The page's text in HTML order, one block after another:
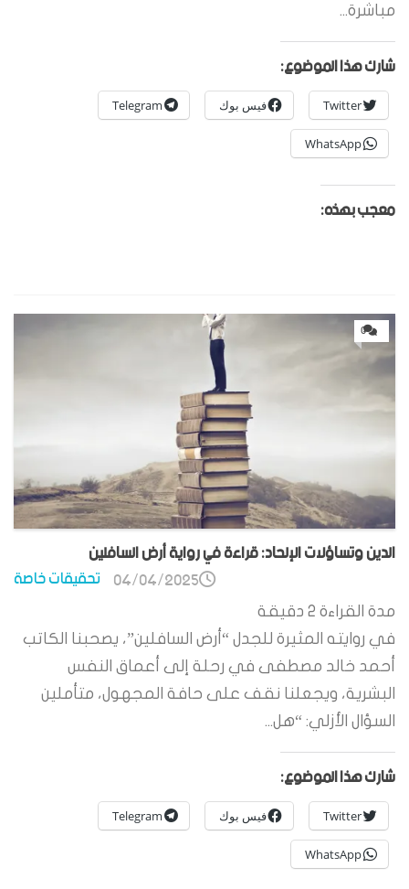
مباشرة...
شارك هذا الموضوع:
Twitter فيس بوك Telegram
WhatsApp
معجب بهذه:
0
الدين وتساؤلات الإلحاد: قراءة في رواية أرض السافلين
تحقيقات خاصة 04/04/2025
مدة القراءة 2 دقيقة
في روايته المثيرة للجدل “أرض السافلين”، يصحبنا الكاتب
أحمد خالد مصطفى في رحلة إلى أعماق النفس
البشرية، ويجعلنا نقف على حافة المجهول، متأملين
السؤال الأزلي: “هل...
شارك هذا الموضوع:
Twitter فيس بوك Telegram
WhatsApp